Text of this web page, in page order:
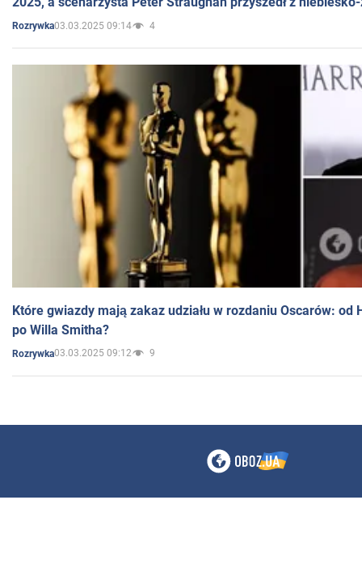
Rozrywka03.03.2025 09:14 4
Które gwiazdy mają zakaz udziału w rozdaniu Oscarów: od
po Willa Smitha?
Rozrywka03.03.2025 09:12 9